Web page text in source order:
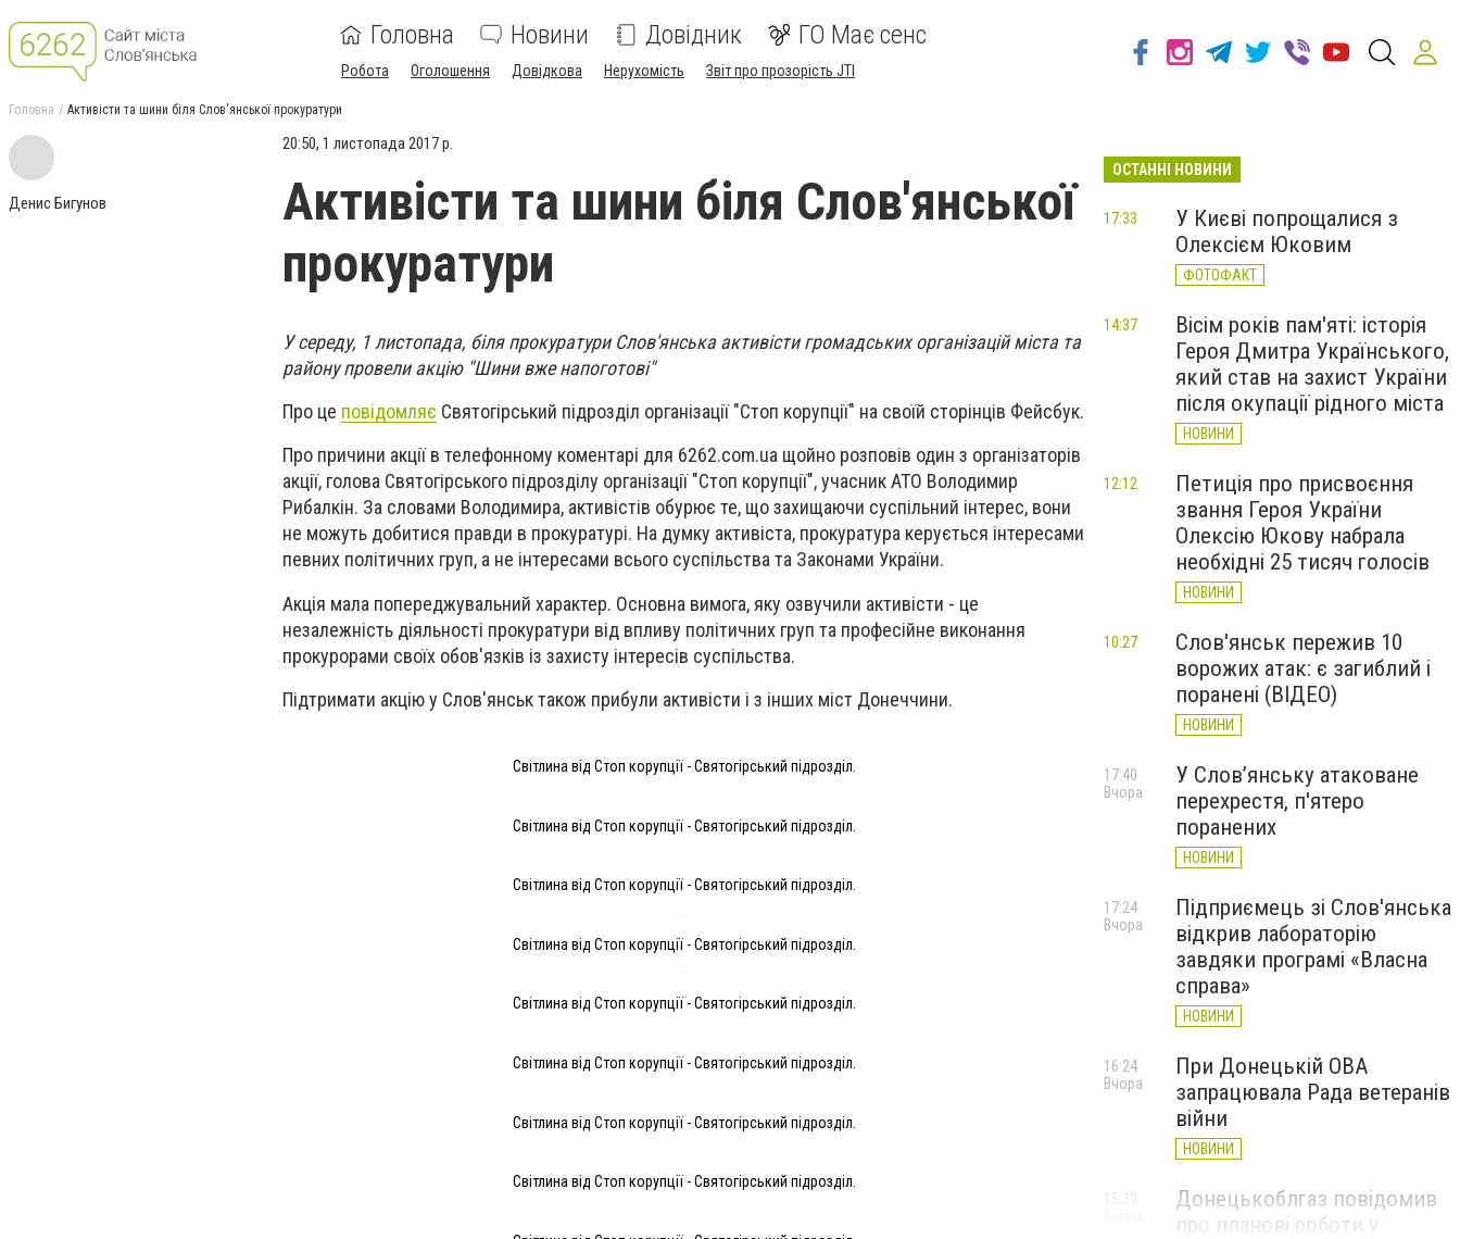
Головна Новини Довідник ГО Має сенс
Робота Оголошення Довідкова Нерухомість Звіт про прозорість JTI
Головна Активісти та шини біля Слов'янської прокуратури
Денис Бигунов
20:50, 1 листопада 2017 р.
Активісти та шини біля Слов'янської
прокуратури
У середу, 1 листопада, біля прокуратури Слов'янська активісти громадських організацій міста та
району провели акцію "Шини вже напоготові"
Про це повідомляє Святогірський підрозділ організації "Стоп корупції" на своїй сторінців Фейсбук.
Про причини акції в телефонному коментарі для 6262.com.ua щойно розповів один з організаторів
акції, голова Святогірського підрозділу організації "Стоп корупції", учасник АТО Володимир
Рибалкін. За словами Володимира, активістів обурює те, що захищаючи суспільний інтерес, вони
не можуть добитися правди в прокуратурі. На думку активіста, прокуратура керується інтересами
певних політичних груп, а не інтересами всього суспільства та Законами України.
Акція мала попереджувальний характер. Основна вимога, яку озвучили активісти - це
незалежність діяльності прокуратури від впливу політичних груп та професійне виконання
прокурорами своїх обов'язків із захисту інтересів суспільства.
Підтримати акцію у Слов'янськ також прибули активісти і з інших міст Донеччини.
Світлина від Стоп корупції - Святогірський підрозділ.
Світлина від Стоп корупції - Святогірський підрозділ.
Світлина від Стоп корупції - Святогірський підрозділ.
Світлина від Стоп корупції - Святогірський підрозділ.
Світлина від Стоп корупції - Святогірський підрозділ.
Світлина від Стоп корупції - Святогірський підрозділ.
Світлина від Стоп корупції - Святогірський підрозділ.
Світлина від Стоп корупції - Святогірський підрозділ.
ОСТАННІ НОВИНИ
У Києві попрощалися з
Олексієм Юковим
ФОТОФАКТ
17:33
Вісім років пам'яті: історія
Героя Дмитра Українського,
який став на захист України
після окупації рідного міста
НОВИНИ
14:37
Петиція про присвоєння
звання Героя України
Олексію Юкову набрала
необхідні 25 тисяч голосів
НОВИНИ
12:12
Слов'янськ пережив 10
ворожих атак: є загиблий і
поранені (ВІДЕО)
НОВИНИ
10:27
У Слов’янську атаковане
перехрестя, п'ятеро
поранених
НОВИНИ
17:40
Вчора
Підприємець зі Слов'янська
відкрив лабораторію
завдяки програмі «Власна
справа»
НОВИНИ
17:24
Вчора
При Донецькій ОВА
запрацювала Рада ветеранів
війни
НОВИНИ
16:24
Вчора
Донецькоблгаз повідомив
про планові роботи у
15:30